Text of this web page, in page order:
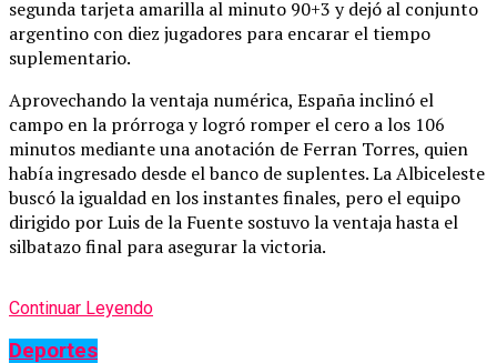
segunda tarjeta amarilla al minuto 90+3 y dejó al conjunto
argentino con diez jugadores para encarar el tiempo
suplementario.
Aprovechando la ventaja numérica, España inclinó el
campo en la prórroga y logró romper el cero a los 106
minutos mediante una anotación de Ferran Torres, quien
había ingresado desde el banco de suplentes. La Albiceleste
buscó la igualdad en los instantes finales, pero el equipo
dirigido por Luis de la Fuente sostuvo la ventaja hasta el
silbatazo final para asegurar la victoria.
Continuar Leyendo
Deportes